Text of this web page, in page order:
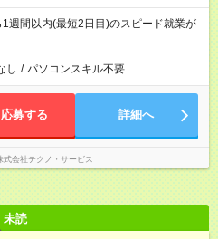
週間以内(最短2日目)のスピード就業が
し / パソコンスキル不要
応募する 詳細へ
式会社テクノ・サービス
未読